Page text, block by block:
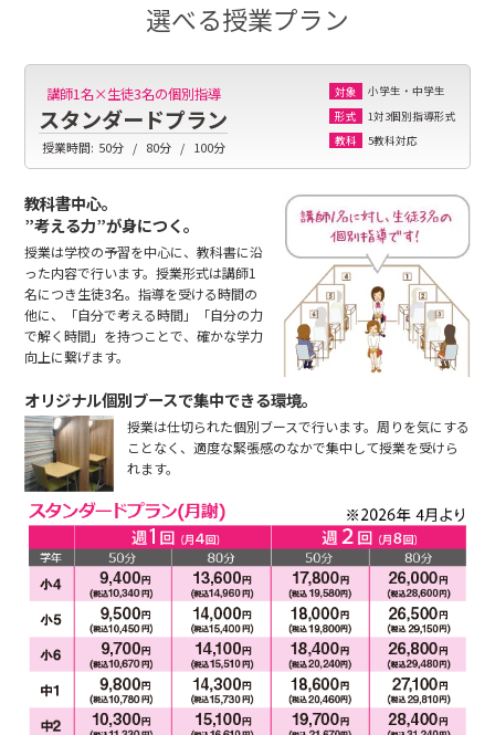
選べる授業プラン
講師1名×生徒3名の個別指導
スタンダードプラン
授業時間: 50分 80分 100分
対象
小学生・中学生
形式
1対3個別指導形式
教科
5教科対応
教科書中心。
”考える力”が身につく。
授業は学校の予習を中心に、教科書に沿
った内容で行います。授業形式は講師1
名につき生徒3名。指導を受ける時間の
他に、「自分で考える時間」「自分の力
で解く時間」を持つことで、確かな学力
向上に繋げます。
オリジナル個別ブースで集中できる環境。
授業は仕切られた個別ブースで行います。周りを気にする
ことなく、適度な緊張感のなかで集中して授業を受けら
れます。